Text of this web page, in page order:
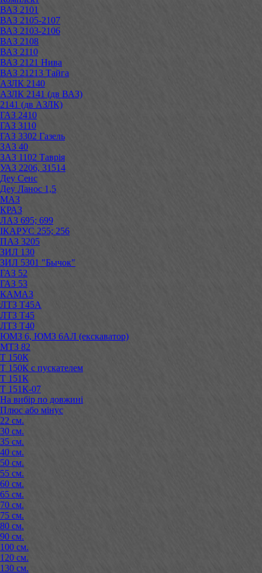
ВАЗ 2101
ВАЗ 2105-2107
ВАЗ 2103-2106
ВАЗ 2108
ВАЗ 2110
ВАЗ 2121 Нива
ВАЗ 21213 Тайга
АЗЛК 2140
АЗЛК 2141 (дв ВАЗ)
2141 (дв АЗЛК)
ГАЗ 2410
ГАЗ 3110
ГАЗ 3302 Газель
ЗАЗ 40
ЗАЗ 1102 Таврія
УАЗ 2206, 31514
Деу Сенс
Деу Ланос 1,5
МАЗ
КРАЗ
ЛАЗ 695; 699
ІКАРУС 255; 256
ПАЗ 3205
ЗИЛ 130
ЗИЛ 5301 "Бычок"
ГАЗ 52
ГАЗ 53
КАМАЗ
ЛТЗ Т45А
ЛТЗ Т45
ЛТЗ Т40
ЮМЗ 6, ЮМЗ 6АЛ (екскаватор)
МТЗ 82
Т 150К
Т 150К с пускателем
Т 151К
Т 151К-07
На вибір по довжині
Плюс або мінус
22 см.
30 см.
35 см.
40 см.
50 см.
55 см.
60 см.
65 см.
70 см.
75 см.
80 см.
90 см.
100 см.
120 см.
130 см.